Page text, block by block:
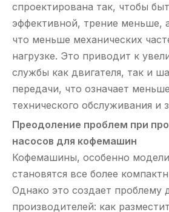
спроектирована так, чтобы
эффективной, трение меньше,
что меньше механических
нагрузке. Это приводит к
службы как двигателя, так и
передачи, что означает
технического обслуживания и
Преодоление проблем при
насосов для кофемашин
Кофемашины, особенно
становятся все более
Однако это создает проблему
производителей: как